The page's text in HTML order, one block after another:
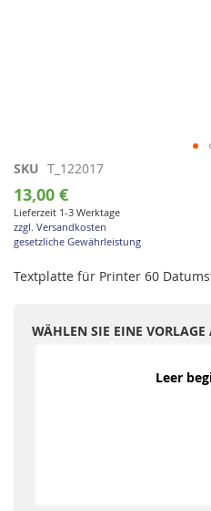
Zum
Anfang
der
Bildgalerie
springen
SKU T_122017
13,00 €
Lieferzeit 1-3 Werktage
zzgl. Versandkosten
gesetzliche Gewährleistung
Textplatte für Printer 60
WÄHLEN SIE EINE VORLAGE
Leer